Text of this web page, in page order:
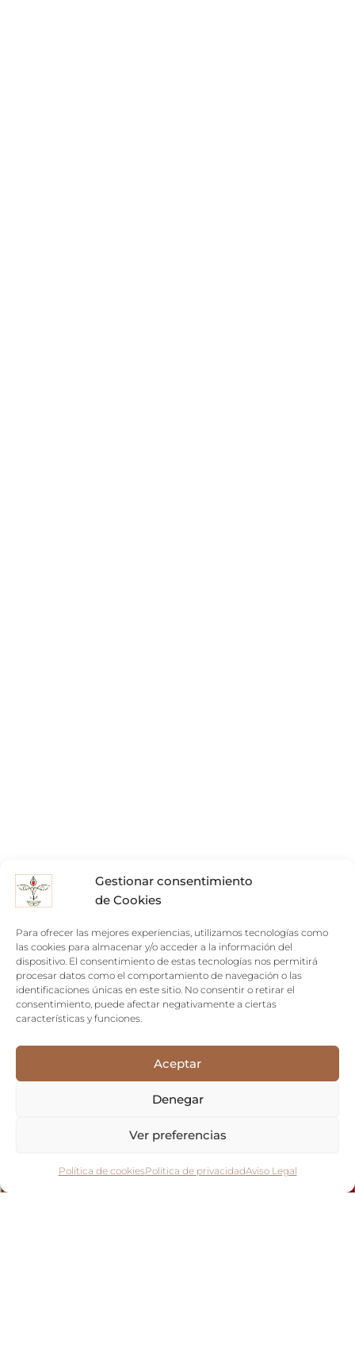
Gestionar consentimiento
de Cookies
Para ofrecer las mejores experiencias, utilizamos tecnologías como
las cookies para almacenar y/o acceder a la información del
dispositivo. El consentimiento de estas tecnologías nos permitirá
procesar datos como el comportamiento de navegación o las
identificaciones únicas en este sitio. No consentir o retirar el
consentimiento, puede afectar negativamente a ciertas
características y funciones.
Aceptar
Denegar
Ver preferencias
Política de cookiesPolítica de privacidadAviso Legal